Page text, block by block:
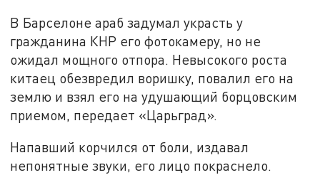
В Барселоне араб задумал украсть у
гражданина КНР его фотокамеру, но не
ожидал мощного отпора. Невысокого роста
китаец обезвредил воришку, повалил его на
землю и взял его на удушающий борцовским
приемом, передает «Царьград».
Напавший корчился от боли, издавал
непонятные звуки, его лицо покраснело.